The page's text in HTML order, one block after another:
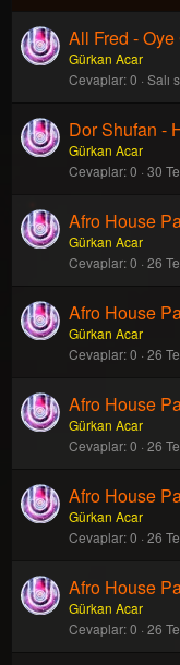
All Fred -
Gürkan Acar
Cevaplar 0 Salı
Dor Shufan -
Gürkan Acar
Cevaplar 0 30
Afro House
Gürkan Acar
Cevaplar 0 26
Afro House
Gürkan Acar
Cevaplar 0 26
Afro House
Gürkan Acar
Cevaplar 0 26
Afro House
Gürkan Acar
Cevaplar 0 26
Afro House
Gürkan Acar
Cevaplar 0 26